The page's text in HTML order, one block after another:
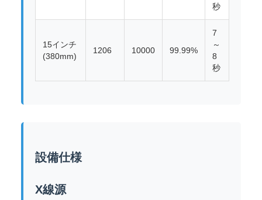
秒
15インチ
(380mm)
1206 10000 99.99%
7
～
8
秒
設備仕様
X線源